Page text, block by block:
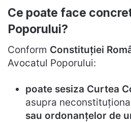
Ce poate face
Poporului?
Conform Constituției
Avocatul Poporului:
poate sesiza Curtea
asupra
sau ordonanțelor de